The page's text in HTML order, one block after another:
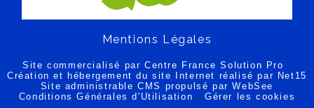
Mentions Légales
Site commercialisé par Centre France Solution Pro -
Création et hébergement du site Internet réalisé par Net15
- Site administrable CMS propulsé par WebSee -
Conditions Générales d'Utilisation - Gérer les cookies